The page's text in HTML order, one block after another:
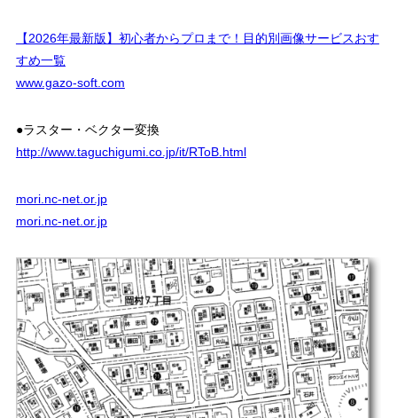
【2026年最新版】初心者からプロまで！目的別画像サービスおす
すめ一覧
www.gazo-soft.com
●ラスター・ベクター変換
http://www.taguchigumi.co.jp/it/RToB.html
mori.nc-net.or.jp
mori.nc-net.or.jp